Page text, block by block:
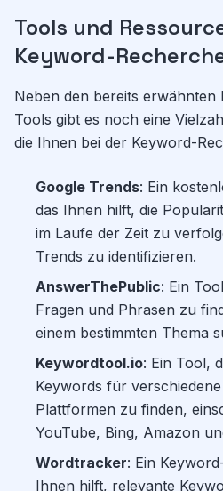
Tools und
Keyword-
Neben den bereits erwähnten
Tools gibt es noch eine
die Ihnen bei der Keyword-
Google Trends: Ein
das Ihnen hilft, die
im Laufe der Zeit zu
Trends zu identifizieren.
AnswerThePublic: Ein
Fragen und Phrasen zu
einem bestimmten Thema
Keywordtool.io: Ein Tool,
Keywords für
Plattformen zu finden,
YouTube, Bing, Amazon
Wordtracker: Ein
Ihnen hilft, relevante